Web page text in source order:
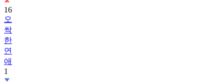
16
오
싹
한
연
애
1